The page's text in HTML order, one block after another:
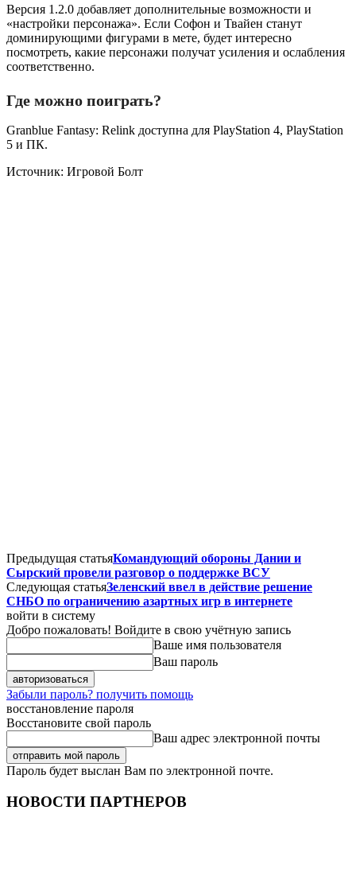
Версия 1.2.0 добавляет дополнительные возможности и
«настройки персонажа». Если Софон и Твайен станут
доминирующими фигурами в мете, будет интересно
посмотреть, какие персонажи получат усиления и ослабления
соответственно.
Где можно поиграть?
Granblue Fantasy: Relink доступна для PlayStation 4, PlayStation
5 и ПК.
Источник: Игровой Болт
Предыдущая статьяКомандующий обороны Дании и
Сырский провели разговор о поддержке ВСУ
Следующая статьяЗеленский ввел в действие решение
СНБО по ограничению азартных игр в интернете
войти в систему
Добро пожаловать! Войдите в свою учётную запись
Ваше имя пользователя
Ваш пароль
Забыли пароль? получить помощь
восстановление пароля
Восстановите свой пароль
Ваш адрес электронной почты
Пароль будет выслан Вам по электронной почте.
НОВОСТИ ПАРТНЕРОВ